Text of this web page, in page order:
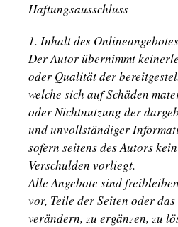
Haftungsausschluss
1. Inhalt des Onlineangebotes
Der Autor übernimmt
oder Qualität der
welche sich auf Schäden
oder Nichtnutzung der
und unvollständiger
sofern seitens des Autors
Verschulden vorliegt.
Alle Angebote sind
vor, Teile der Seiten oder
verändern, zu ergänzen, zu